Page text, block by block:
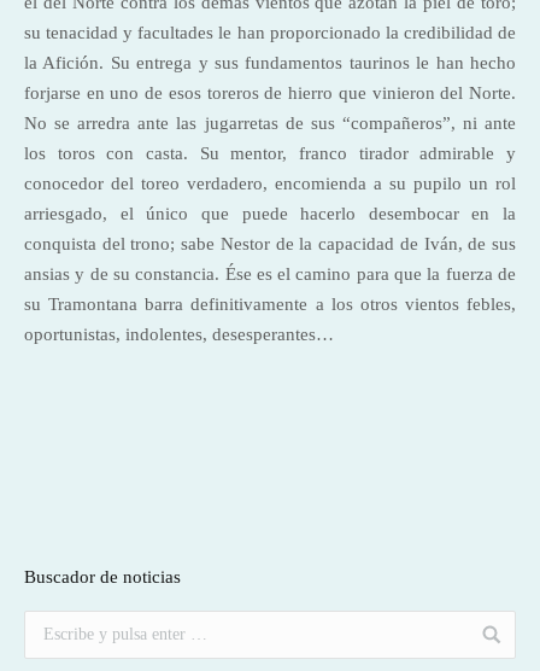
su tenacidad y facultades le han proporcionado la credibilidad de
la Afición. Su entrega y sus fundamentos taurinos le han hecho
forjarse en uno de esos toreros de hierro que vinieron del Norte.
No se arredra ante las jugarretas de sus “compañeros”, ni ante
los toros con casta. Su mentor, franco tirador admirable y
conocedor del toreo verdadero, encomienda a su pupilo un rol
arriesgado, el único que puede hacerlo desembocar en la
conquista del trono; sabe Nestor de la capacidad de Iván, de sus
ansias y de su constancia. Ése es el camino para que la fuerza de
su Tramontana barra definitivamente a los otros vientos febles,
oportunistas, indolentes, desesperantes…
Buscador de noticias